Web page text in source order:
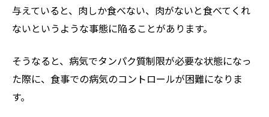
与えていると、肉しか食べない、肉がないと食べてくれ
ないというような事態に陥ることがあります。
そうなると、病気でタンパク質制限が必要な状態になっ
た際に、食事での病気のコントロールが困難になりま
す。